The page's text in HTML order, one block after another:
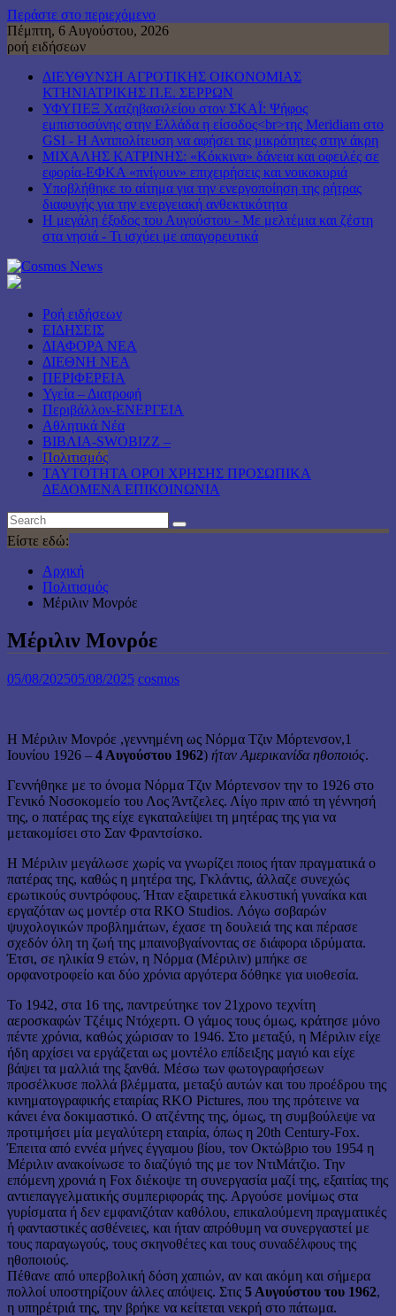
Περάστε στο περιεχόμενο
Πέμπτη, 6 Αυγούστου, 2026
ροή ειδήσεων
ΔΙΕΥΘΥΝΣΗ ΑΓΡΟΤΙΚΗΣ ΟΙΚΟΝΟΜΙΑΣ
ΚΤΗΝΙΑΤΡΙΚΗΣ Π.Ε. ΣΕΡΡΩΝ
ΥΦΥΠΕΞ Χατζηβασιλείου στον ΣΚΑΪ: Ψήφος
εμπιστοσύνης στην Ελλάδα η είσοδος<br>της Meridiam στο
GSI - Η Αντιπολίτευση να αφήσει τις μικρότητες στην άκρη
ΜΙΧΑΛΗΣ ΚΑΤΡΙΝΗΣ: «Κόκκινα» δάνεια και οφειλές σε
εφορία-ΕΦΚΑ «πνίγουν» επιχειρήσεις και νοικοκυριά
Υποβλήθηκε το αίτημα για την ενεργοποίηση της ρήτρας
διαφυγής για την ενεργειακή ανθεκτικότητα
Η μεγάλη έξοδος του Αυγούστου - Με μελτέμια και ζέστη
στα νησιά - Τι ισχύει με απαγορευτικά
Ροή ειδήσεων
ΕΙΔΗΣΕΙΣ
ΔΙΑΦΟΡΑ ΝΕΑ
ΔΙΕΘΝΗ ΝΕΑ
ΠΕΡΙΦΕΡΕΙΑ
Υγεία – Διατροφή
Περιβάλλον-ΕΝΕΡΓΕΙΑ
Αθλητικά Νέα
ΒΙΒΛΙΑ-SWOBIZZ –
Πολιτισμός
TAYTOTHTA ΟΡΟΙ ΧΡΗΣΗΣ ΠΡΟΣΩΠΙΚΑ
ΔΕΔΟΜΕΝΑ ΕΠΙΚΟΙΝΩΝΙΑ
Είστε εδώ:
Αρχική
Πολιτισμός
Μέριλιν Μονρόε
Μέριλιν Μονρόε
05/08/202505/08/2025 cosmos
Η Μέριλιν Μονρόε ,γεννημένη ως Νόρμα Τζιν Μόρτενσον,1
Ιουνίου 1926 – 4 Αυγούστου 1962) ήταν Αμερικανίδα ηθοποιός.
Γεννήθηκε με το όνομα Νόρμα Τζιν Μόρτενσον την το 1926 στο
Γενικό Νοσοκομείο του Λος Άντζελες. Λίγο πριν από τη γέννησή
της, ο πατέρας της είχε εγκαταλείψει τη μητέρας της για να
μετακομίσει στο Σαν Φραντσίσκο.
Η Μέριλιν μεγάλωσε χωρίς να γνωρίζει ποιος ήταν πραγματικά ο
πατέρας της, καθώς η μητέρα της, Γκλάντις, άλλαζε συνεχώς
ερωτικούς συντρόφους. Ήταν εξαιρετικά ελκυστική γυναίκα και
εργαζόταν ως μοντέρ στα RKO Studios. Λόγω σοβαρών
ψυχολογικών προβλημάτων, έχασε τη δουλειά της και πέρασε
σχεδόν όλη τη ζωή της μπαινοβγαίνοντας σε διάφορα ιδρύματα.
Έτσι, σε ηλικία 9 ετών, η Νόρμα (Μέριλιν) μπήκε σε
ορφανοτροφείο και δύο χρόνια αργότερα δόθηκε για υιοθεσία.
Το 1942, στα 16 της, παντρεύτηκε τον 21χρονο τεχνίτη
αεροσκαφών Τζέιμς Ντόχερτι. Ο γάμος τους όμως, κράτησε μόνο
πέντε χρόνια, καθώς χώρισαν το 1946. Στο μεταξύ, η Μέριλιν είχε
ήδη αρχίσει να εργάζεται ως μοντέλο επίδειξης μαγιό και είχε
βάψει τα μαλλιά της ξανθά. Μέσω των φωτογραφήσεων
προσέλκυσε πολλά βλέμματα, μεταξύ αυτών και του προέδρου της
κινηματογραφικής εταιρίας RKO Pictures, που της πρότεινε να
κάνει ένα δοκιμαστικό. Ο ατζέντης της, όμως, τη συμβούλεψε να
προτιμήσει μία μεγαλύτερη εταιρία, όπως η 20th Century-Fox.
Έπειτα από εννέα μήνες έγγαμου βίου, τον Οκτώβριο του 1954 η
Μέριλιν ανακοίνωσε το διαζύγιό της με τον ΝτιΜάτζιο. Την
επόμενη χρονιά η Fox διέκοψε τη συνεργασία μαζί της, εξαιτίας της
αντιεπαγγελματικής συμπεριφοράς της. Αργούσε μονίμως στα
γυρίσματα ή δεν εμφανιζόταν καθόλου, επικαλούμενη πραγματικές
ή φανταστικές ασθένειες, και ήταν απρόθυμη να συνεργαστεί με
τους παραγωγούς, τους σκηνοθέτες και τους συναδέλφους της
ηθοποιούς.
Πέθανε από υπερβολική δόση χαπιών, αν και ακόμη και σήμερα
πολλοί υποστηρίζουν άλλες απόψεις. Στις 5 Αυγούστου του 1962,
η υπηρέτριά της, την βρήκε να κείτεται νεκρή στο πάτωμα.